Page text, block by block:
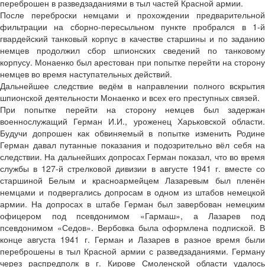
переброшен в разведзаданиями в тыл частей Красной армии.
После переброски немцами и прохождении предварительной
фильтрации на сборно-пересыльном пункте пробрался в 1-й
гвардейский танковый корпус в качестве старшины и по заданию
немцев продолжил сбор шпионских сведений по танковому
корпусу. Монаенко был арестован при попытке перейти на сторону
немцев во время наступательных действий.
Дальнейшее следствие ведём в направлении полного вскрытия
шпионской деятельности Монаенко и всех его преступных связей.
При попытке перейти на сторону немцев был задержан
военнослужащий Герман И.И., уроженец Харьковской области.
Будучи допрошен как обвиняемый в попытке изменить Родине
Герман давал путанные показания и подозрительно вёл себя на
следствии. На дальнейших допросах Герман показал, что во время
службы в 127-й стрелковой дивизии в августе 1941 г. вместе со
старшиной Белым и красноармейцем Лазаревым был пленён
немцами и подвергались допросам в одном из штабов немецкой
армии. На допросах в штабе Герман был завербован немецким
офицером под псевдонимом «Гармаш», а Лазарев под
псевдонимом «Седов». Вербовка была оформлена подпиской. В
конце августа 1941 г. Герман и Лазарев в разное время были
переброшены в тыл Красной армии с разведзаданиями. Герману
через распредполк в г. Кирове Смоленской области удалось